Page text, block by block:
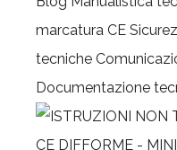
marcatura CE
tecniche
Documentazione